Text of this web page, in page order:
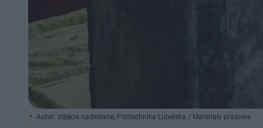
Autor: zdjęcie nadesłane, Politechnika Lubelska / Materiały prasowe